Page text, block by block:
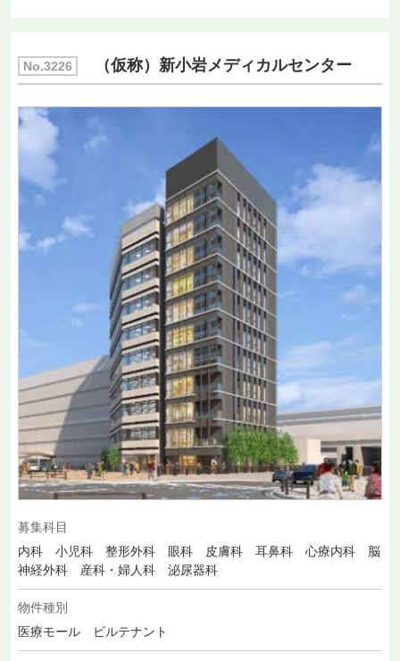
No.3226 （仮称）新小岩メディカルセンター
募集科目
内科 小児科 整形外科 眼科 皮膚科 耳鼻科 心療内科 脳
神経外科 産科・婦人科 泌尿器科
物件種別
医療モール ビルテナント